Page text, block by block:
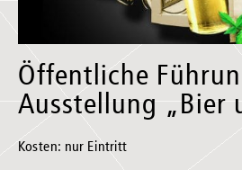
Öffentliche
Ausstellung „Bier
Kosten: nur Eintritt